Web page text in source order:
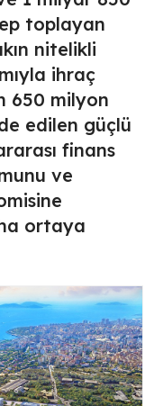
toplayan
nitelikli
ihraç
650 milyon
edilen güçlü
finans
ve
ortaya